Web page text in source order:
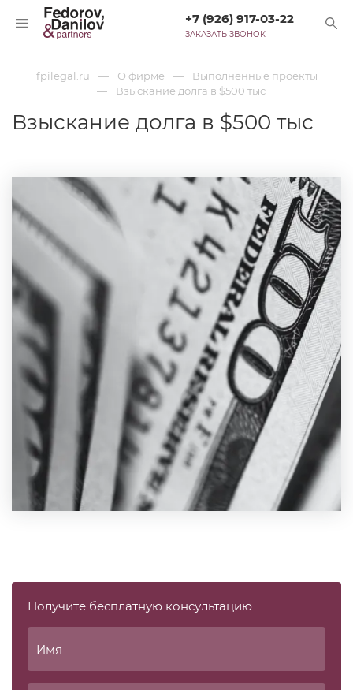
+7 (926) 917-03-22
ЗАКАЗАТЬ ЗВОНОК
fpilegal.ru О фирме
Выполненные проекты
Взыскание долга в $500 тыс
Взыскание долга в $500 тыс
Получите бесплатную консультацию